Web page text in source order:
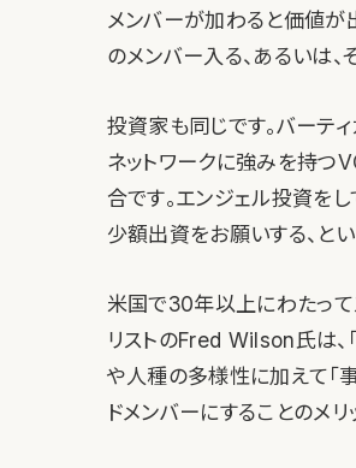
メンバーが加わると価値が
のメンバー入る、あるいは
投資家も同じです。バーテ
ネットワークに強みを持つ
合です。エンジェル投資を
少額出資をお願いする、と
米国で30年以上にわたって
リストのFred Wilson氏は、
や人種の多様性に加えて「
ドメンバーにすることのメリ